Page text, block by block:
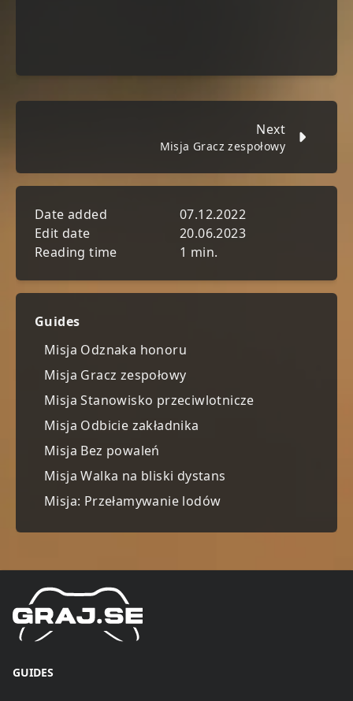
Next
Misja Gracz zespołowy
Date added
07.12.2022
Edit date
20.06.2023
Reading time
1 min.
Guides
Misja Odznaka honoru
Misja Gracz zespołowy
Misja Stanowisko przeciwlotnicze
Misja Odbicie zakładnika
Misja Bez powaleń
Misja Walka na bliski dystans
Misja: Przełamywanie lodów
GUIDES